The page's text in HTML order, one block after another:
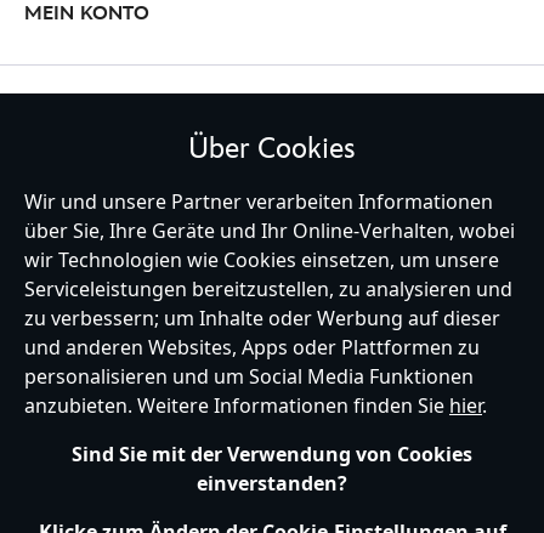
MEIN KONTO
Germany
Hilfe Nutzungsbedingungen Datenschutzerklärung
Site Map
Richtlinien für Cookies
EU Datenschutzhinweis
Impressum
Allgemeine Verkaufsbedingungen
Über Cookies
Wir und unsere Partner verarbeiten Informationen
über Sie, Ihre Geräte und Ihr Online-Verhalten, wobei
wir Technologien wie Cookies einsetzen, um unsere
Serviceleistungen bereitzustellen, zu analysieren und
zu verbessern; um Inhalte oder Werbung auf dieser
und anderen Websites, Apps oder Plattformen zu
personalisieren und um Social Media Funktionen
anzubieten. Weitere Informationen finden Sie hier.
Sind Sie mit der Verwendung von Cookies
einverstanden?